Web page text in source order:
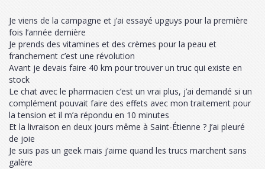
Je viens de la campagne et j’ai essayé upguys pour la première
fois l’année dernière
Je prends des vitamines et des crèmes pour la peau et
franchement c’est une révolution
Avant je devais faire 40 km pour trouver un truc qui existe en
stock
Le chat avec le pharmacien c’est un vrai plus, j’ai demandé si un
complément pouvait faire des effets avec mon traitement pour
la tension et il m’a répondu en 10 minutes
Et la livraison en deux jours même à Saint-Étienne ? J’ai pleuré
de joie
Je suis pas un geek mais j’aime quand les trucs marchent sans
galère